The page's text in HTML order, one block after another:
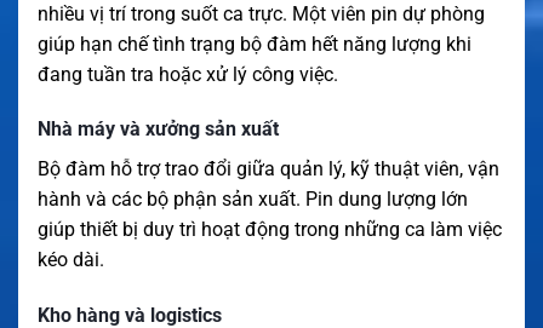
nhiều vị trí trong suốt ca trực. Một viên pin dự phòng
giúp hạn chế tình trạng bộ đàm hết năng lượng khi
đang tuần tra hoặc xử lý công việc.
Nhà máy và xưởng sản xuất
Bộ đàm hỗ trợ trao đổi giữa quản lý, kỹ thuật viên, vận
hành và các bộ phận sản xuất. Pin dung lượng lớn
giúp thiết bị duy trì hoạt động trong những ca làm việc
kéo dài.
Kho hàng và logistics